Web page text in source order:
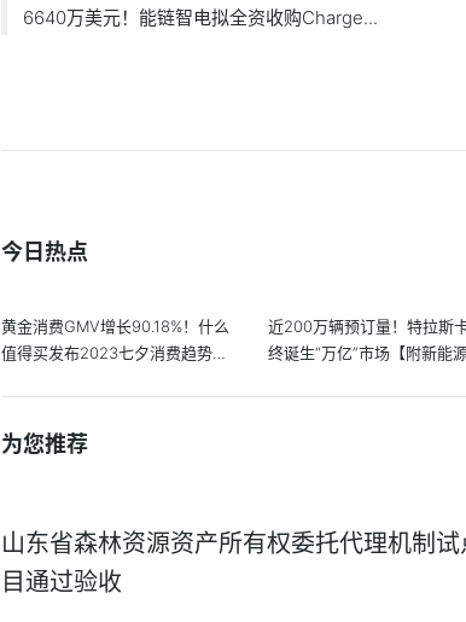
6640万美元！能链智电拟全资收购Charge...
今日热点
黄金消费GMV增长90.18%！什么
值得买发布2023七夕消费趋势报
近200万辆预订量！特拉斯
终诞生“万亿”市场【附新能源
为您推荐
山东省森林资源资产所有权委托代理机制试
目通过验收